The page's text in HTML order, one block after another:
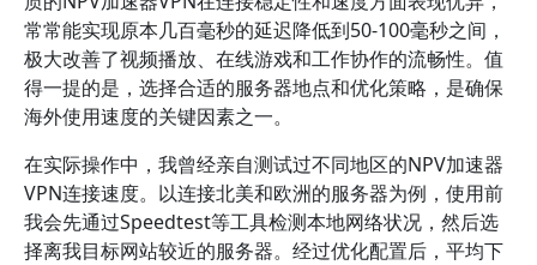
常常能实现原本几百毫秒的延迟降低到50-100毫秒之间，
极大改善了视频播放、在线游戏和工作协作的流畅性。值
得一提的是，选择合适的服务器地点和优化策略，是确保
海外使用速度的关键因素之一。
在实际操作中，我曾经亲自测试过不同地区的NPV加速器
VPN连接速度。以连接北美和欧洲的服务器为例，使用前
我会先通过Speedtest等工具检测本地网络状况，然后选
择离我目标网站较近的服务器。经过优化配置后，平均下